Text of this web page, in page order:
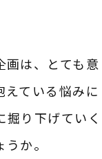
画は、とても意
ている悩みに
り下げていく
か。